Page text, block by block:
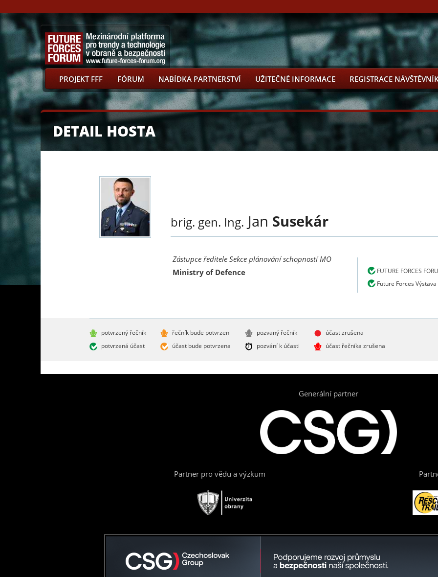
PROJEKT FFF FÓRUM NABÍDKA PARTNERSTVÍ UŽITEČNÉ INFORMACE REGISTRACE
DETAIL HOSTA
brig. gen. Ing. Jan Susekár
FUTURE FORCES
Future Forces
Zástupce ředitele Sekce plánování schopností MO
Ministry of Defence
potvrzený řečník
potvrzená účast
řečník bude potvrzen
účast bude potvrzena
pozvaný řečník
pozvání k účasti
účast zrušena
účast řečníka zrušena
Generální partner
Partner pro vědu a výzkum